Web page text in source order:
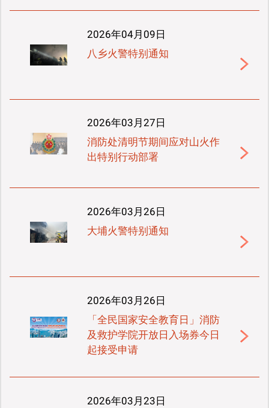
2026年04月09日
八乡火警特别通知
2026年03月27日
消防处清明节期间应对山火作
出特别行动部署
2026年03月26日
大埔火警特别通知
2026年03月26日
「全民国家安全教育日」消防
及救护学院开放日入场券今日
起接受申请
2026年03月23日